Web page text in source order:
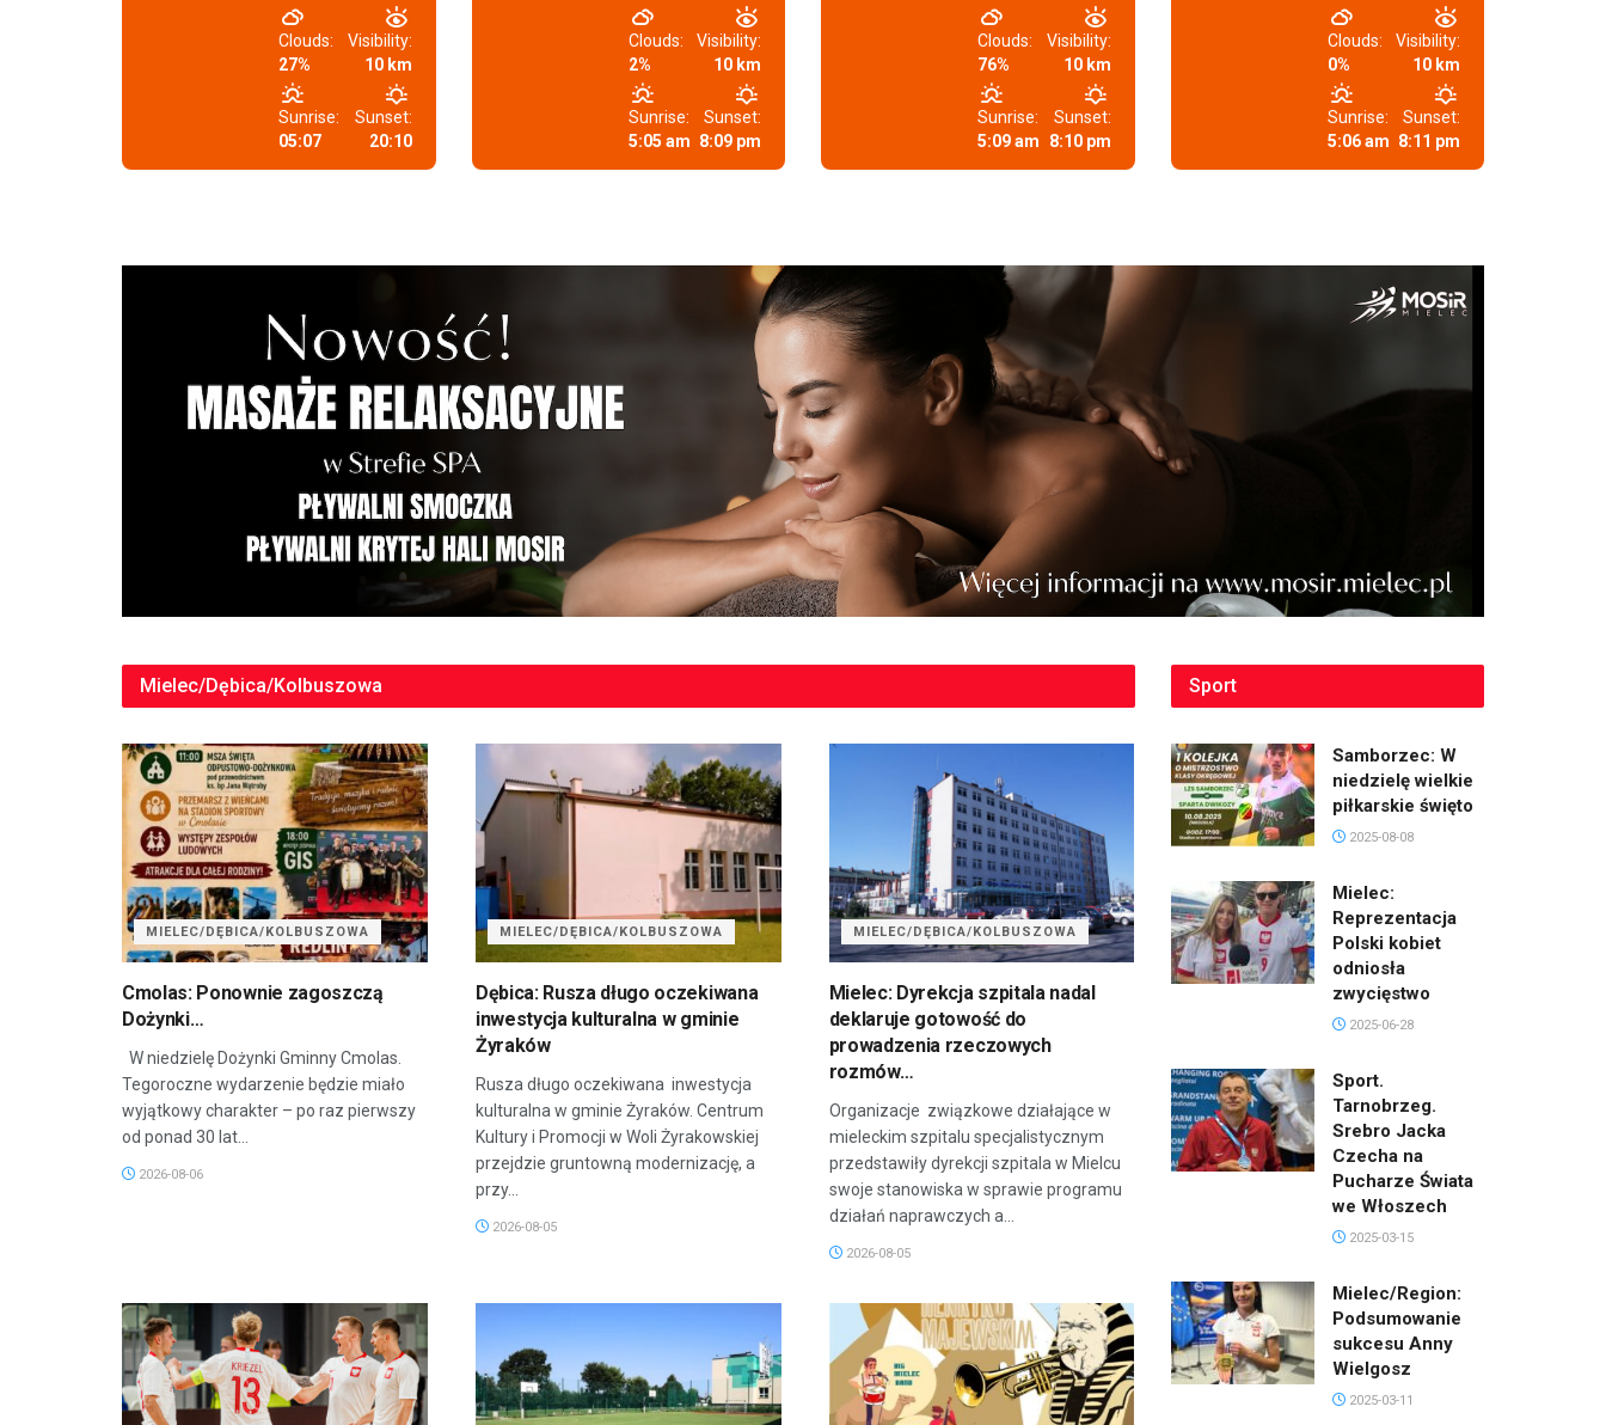
Clouds:
27%
Visibility:
10 km
Sunrise:
05:07
Sunset:
20:10
Clouds:
2%
Visibility:
10 km
Sunrise:
5:05 am
Sunset:
8:09 pm
Clouds:
76%
Visibility:
10 km
Sunrise:
5:09 am
Sunset:
8:10 pm
Clouds:
0%
Visibility:
10 km
Sunrise:
5:06 am
Sunset:
8:11 pm
Mielec/Dębica/Kolbuszowa
MIELEC/DĘBICA/KOLBUSZOWA
Cmolas: Ponownie zagoszczą
Dożynki…
W niedzielę Dożynki Gminny Cmolas.
Tegoroczne wydarzenie będzie miało
wyjątkowy charakter – po raz pierwszy
od ponad 30 lat...
2026-08-06
MIELEC/DĘBICA/KOLBUSZOWA
Dębica: Rusza długo oczekiwana
inwestycja kulturalna w gminie
Żyraków
Rusza długo oczekiwana inwestycja
kulturalna w gminie Żyraków. Centrum
Kultury i Promocji w Woli Żyrakowskiej
przejdzie gruntowną modernizację, a
przy...
2026-08-05
MIELEC/DĘBICA/KOLBUSZOWA
Mielec: Dyrekcja szpitala nadal
deklaruje gotowość do
prowadzenia rzeczowych
rozmów…
Organizacje związkowe działające w
mieleckim szpitalu specjalistycznym
przedstawiły dyrekcji szpitala w Mielcu
swoje stanowiska w sprawie programu
działań naprawczych a...
2026-08-05
Sport
Samborzec: W
niedzielę wielkie
piłkarskie święto
2025-08-08
Mielec:
Reprezentacja
Polski kobiet
odniosła
zwycięstwo
2025-06-28
Sport.
Tarnobrzeg.
Srebro Jacka
Czecha na
Pucharze Świata
we Włoszech
2025-03-15
Mielec/Region:
Podsumowanie
sukcesu Anny
Wielgosz
2025-03-11